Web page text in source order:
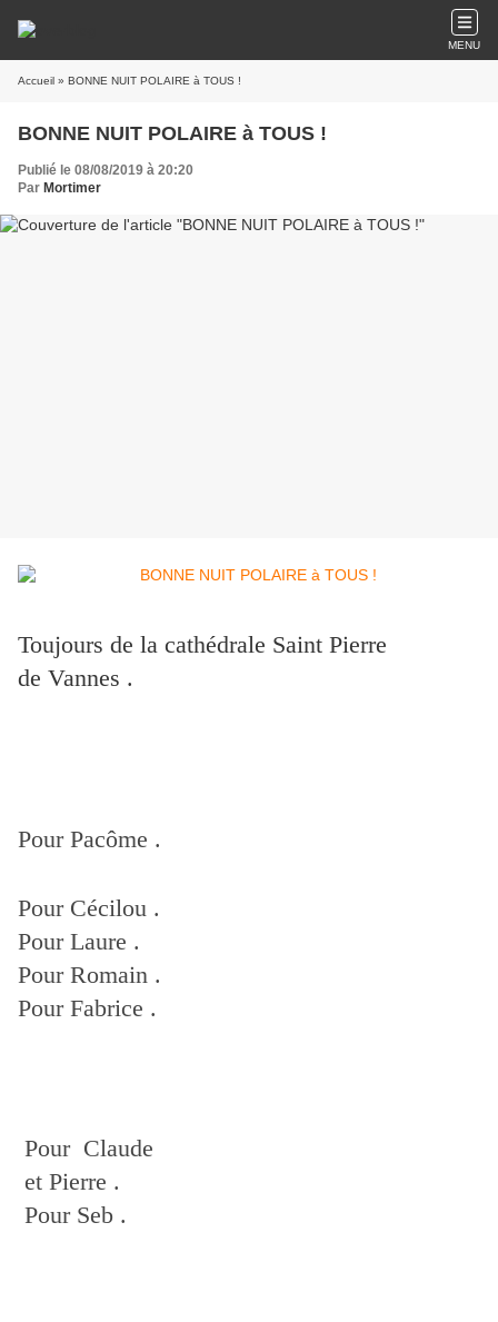
MENU
Accueil » BONNE NUIT POLAIRE à TOUS !
BONNE NUIT POLAIRE à TOUS !
Publié le 08/08/2019 à 20:20
Par Mortimer
Toujours de la cathédrale Saint Pierre
de Vannes .
Pour Pacôme .
Pour Cécilou .
Pour Laure .
Pour Romain .
Pour Fabrice .
Pour Claude
et Pierre .
Pour Seb .